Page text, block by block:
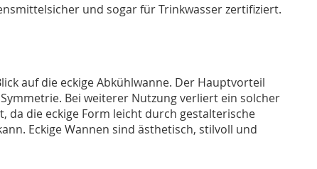
und sogar für Trinkwasser zertifiziert.
auf die eckige Abkühlwanne. Der Hauptvorteil
Bei weiterer Nutzung verliert ein solcher
da die eckige Form leicht durch gestalterische
Eckige Wannen sind ästhetisch, stilvoll und